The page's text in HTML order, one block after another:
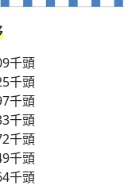
千頭
千頭
千頭
千頭
千頭
千頭
千頭